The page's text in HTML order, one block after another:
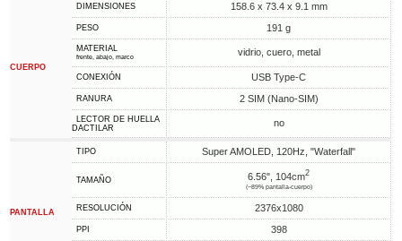
CUERPO
DIMENSIONES 158.6 x 73.4 x 9.1 mm
PESO 191 g
MATERIAL
frente, abajo, marco vidrio, cuero, metal
CONEXIÓN USB Type-C
RANURA 2 SIM (Nano-SIM)
LECTOR DE HUELLA
DACTILAR
no
PANTALLA
TIPO Super AMOLED, 120Hz, "Waterfall"
TAMAÑO 6.56", 104cm2
(~89% pantalla-cuerpo)
RESOLUCIÓN 2376x1080
PPI 398